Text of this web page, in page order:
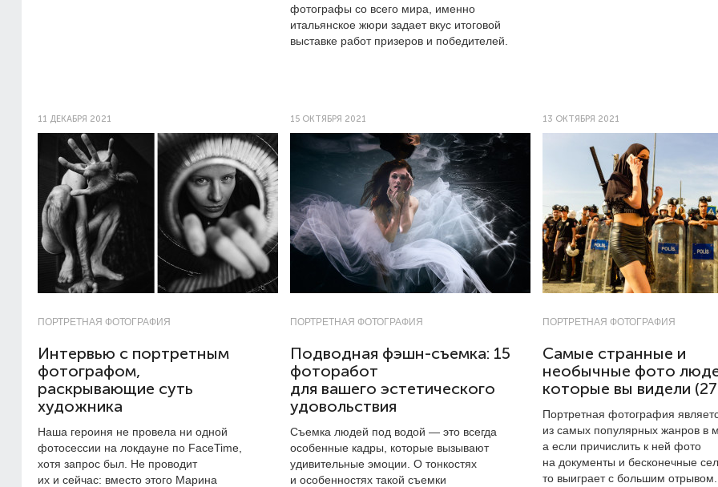
фотографы со всего мира, именно
итальянское жюри задает вкус итоговой
выставке работ призеров и победителей.
11 ДЕКАБРЯ 2021
ПОРТРЕТНАЯ ФОТОГРАФИЯ
Интервью с портретным
фотографом,
раскрывающие суть
художника
Наша героиня не провела ни одной
фотосессии на локдауне по FaceTime,
хотя запрос был. Не проводит
их и сейчас: вместо этого Марина
15 ОКТЯБРЯ 2021
ПОРТРЕТНАЯ ФОТОГРАФИЯ
Подводная фэшн-съемка: 15
фоторабот
для вашего эстетического
удовольствия
Съемка людей под водой — это всегда
особенные кадры, которые вызывают
удивительные эмоции. О тонкостях
и особенностях такой съемки
13 ОКТЯБРЯ 2021
ПОРТРЕТНАЯ ФОТОГРАФИЯ
Самые странные и
необычные фото
которые вы видели
Портретная фотография
из самых популярных жанров в
а если причислить к ней фото
на документы и бесконечные
то выиграет с большим